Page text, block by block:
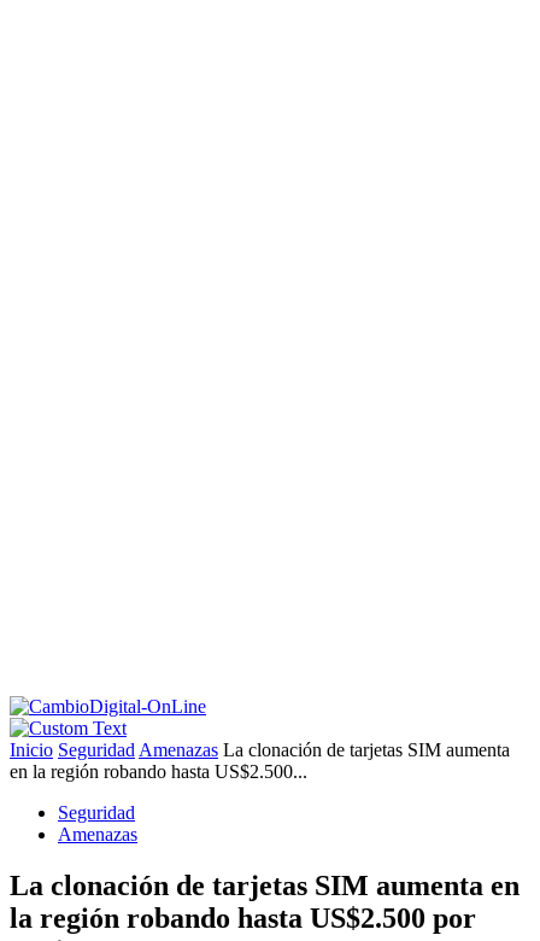
Inicio Seguridad Amenazas La clonación de tarjetas SIM aumenta
en la región robando hasta US$2.500...
Seguridad
Amenazas
La clonación de tarjetas SIM aumenta en
la región robando hasta US$2.500 por